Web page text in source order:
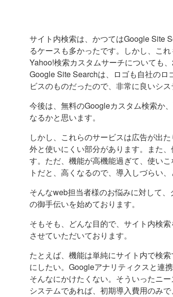
サイト内検索は、かつてはGoogle Site
るケースも多かったです。しかし、こ
Yahoo!検索カスタムサーチについても
Google Site Searchは、ロゴも自社の
ビスのものだったので、非常に良いシス
今後は、無料のGoogleカスタム検索か
なるかと思います。
しかし、これらのサービスは広告が出
外と使いにくい部分があります。また
す。ただ、機能が高機能過ぎて、使い
トだと、高くなるので、導入しづらい
そんなweb担当者様のお悩みに対して
の御手伝いを始めております。
そもそも、どんな目的で、サイト内検
させていただいております。
たとえば、機能は単純にサイト内で検
にしたい。Googleアナリティクスと連
そんなにかけたくない。そういったニ
システムであれば、初期導入費用のみ